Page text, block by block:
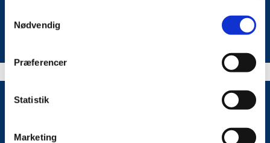
Nødvendig
Præferencer
Statistik
Marketing